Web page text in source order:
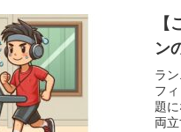
ン
ラ
フ
題
両